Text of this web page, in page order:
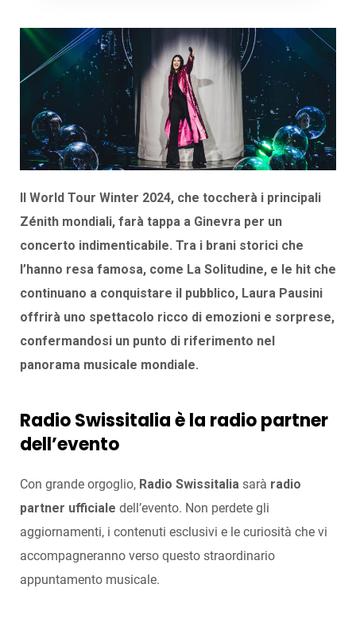
Il World Tour Winter 2024, che toccherà i principali
Zénith mondiali, farà tappa a Ginevra per un
concerto indimenticabile. Tra i brani storici che
l’hanno resa famosa, come La Solitudine, e le hit che
continuano a conquistare il pubblico, Laura Pausini
offrirà uno spettacolo ricco di emozioni e sorprese,
confermandosi un punto di riferimento nel
panorama musicale mondiale.
Radio Swissitalia è la radio partner
dell’evento
Con grande orgoglio, Radio Swissitalia sarà radio
partner ufficiale dell’evento. Non perdete gli
aggiornamenti, i contenuti esclusivi e le curiosità che vi
accompagneranno verso questo straordinario
appuntamento musicale.